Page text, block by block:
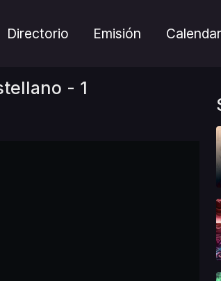
Directorio Emisión
- 1